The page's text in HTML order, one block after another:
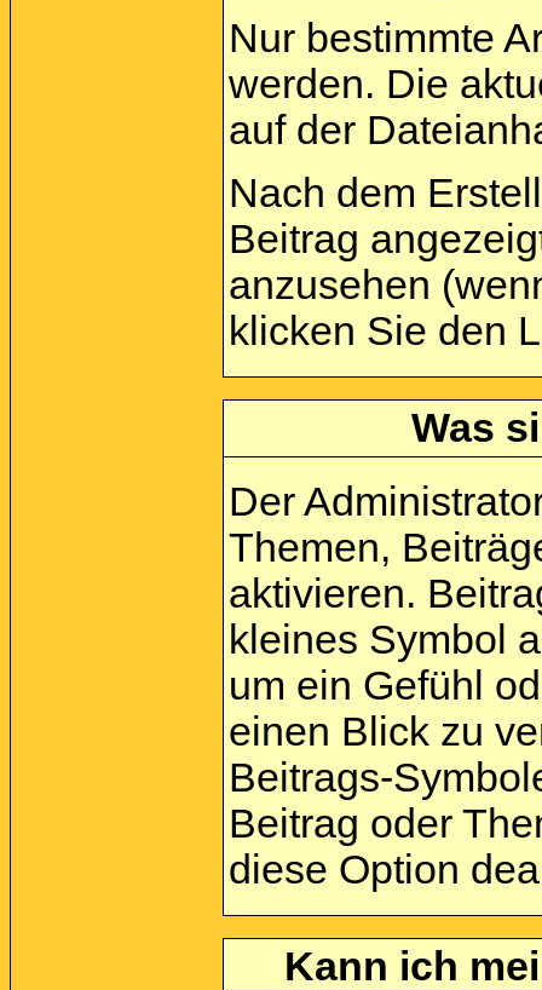
Nur bestimmte
werden. Die
auf der
Nach dem
Beitrag
anzusehen
klicken Sie den
Was
Der
Themen,
aktivieren.
kleines Symbol
um ein Gefühl
einen Blick zu
Beitrags-
Beitrag oder
diese Option
Kann ich